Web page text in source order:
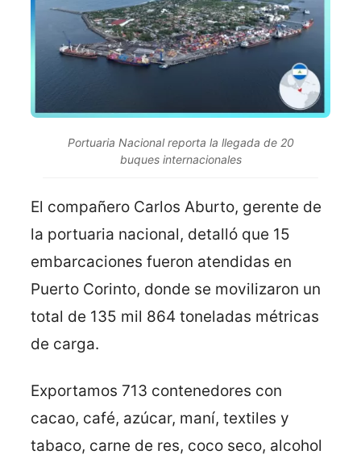
Portuaria Nacional reporta la llegada de 20
buques internacionales
El compañero Carlos Aburto, gerente de
la portuaria nacional, detalló que 15
embarcaciones fueron atendidas en
Puerto Corinto, donde se movilizaron un
total de 135 mil 864 toneladas métricas
de carga.
Exportamos 713 contenedores con
cacao, café, azúcar, maní, textiles y
tabaco, carne de res, coco seco, alcohol